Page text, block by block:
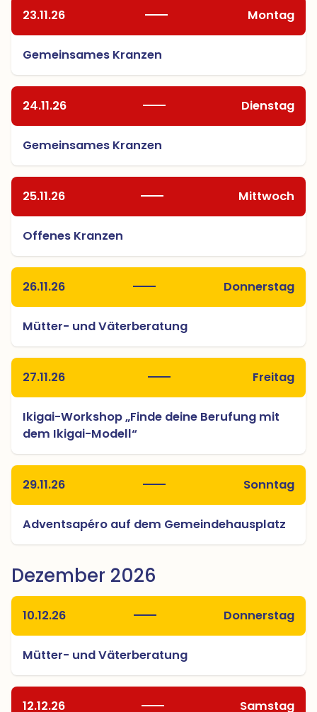
23.11.26 Montag
Gemeinsames Kranzen
24.11.26 Dienstag
Gemeinsames Kranzen
25.11.26 Mittwoch
Offenes Kranzen
26.11.26 Donnerstag
Mütter- und Väterberatung
27.11.26 Freitag
Ikigai-Workshop „Finde deine Berufung mit
dem Ikigai-Modell“
29.11.26 Sonntag
Adventsapéro auf dem Gemeindehausplatz
Dezember 2026
10.12.26 Donnerstag
Mütter- und Väterberatung
12.12.26 Samstag